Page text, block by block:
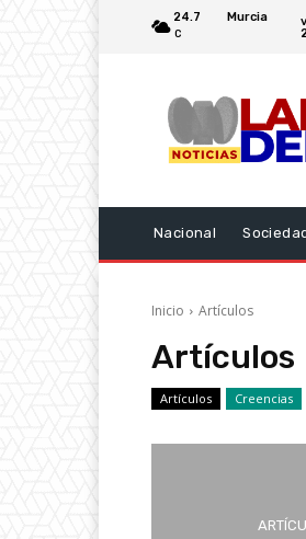
24.7
C
Murcia
Nacional
Inicio Artículos
Artículos
Artículos Creencias